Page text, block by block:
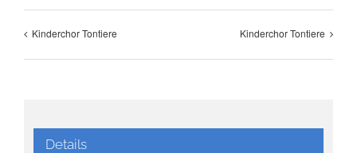
Kinderchor Tontiere Kinderchor Tontiere
Details